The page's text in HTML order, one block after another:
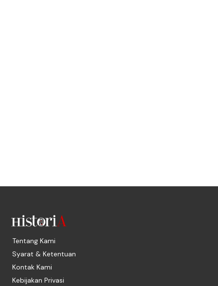
Tentang Kami
Syarat & Ketentuan
Kontak Kami
Kebijakan Privasi